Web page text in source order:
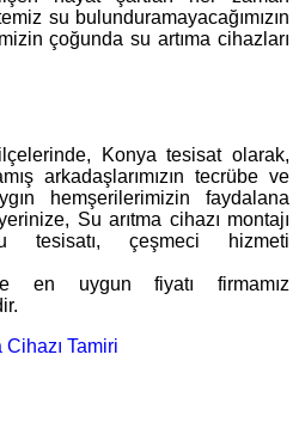
su bulunduramayacağımızın
çoğunda su artıma cihazları
Konya tesisat olarak,
arkadaşlarımızın tecrübe ve
hemşerilerimizin faydalana
Su arıtma cihazı montajı
su tesisatı, çeşmeci hizmeti
en uygun fiyatı firmamız
Cihazı Tamiri